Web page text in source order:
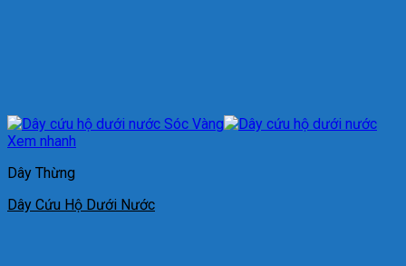
Xem nhanh
Dây Thừng
Dây Cứu Hộ Dưới Nước